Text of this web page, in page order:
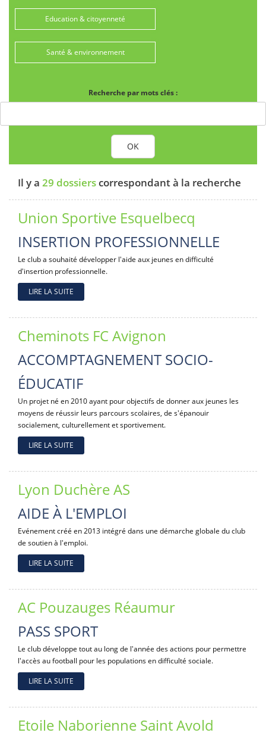
Education & citoyenneté
Santé & environnement
Recherche par mots clés :
OK
Il y a 29 dossierscorrespondant à la recherche
Union Sportive Esquelbecq
INSERTION PROFESSIONNELLE
Le club a souhaité développer l'aide aux jeunes en difficulté
d'insertion professionnelle.
LIRE LA SUITE
Cheminots FC Avignon
ACCOMPTAGNEMENT SOCIO-
ÉDUCATIF
Un projet né en 2010 ayant pour objectifs de donner aux jeunes les
moyens de réussir leurs parcours scolaires, de s'épanouir
socialement, culturellement et sportivement.
LIRE LA SUITE
Lyon Duchère AS
AIDE À L'EMPLOI
Evénement créé en 2013 intégré dans une démarche globale du club
de soutien à l'emploi.
LIRE LA SUITE
AC Pouzauges Réaumur
PASS SPORT
Le club développe tout au long de l'année des actions pour permettre
l'accès au football pour les populations en difficulté sociale.
LIRE LA SUITE
Etoile Naborienne Saint Avold